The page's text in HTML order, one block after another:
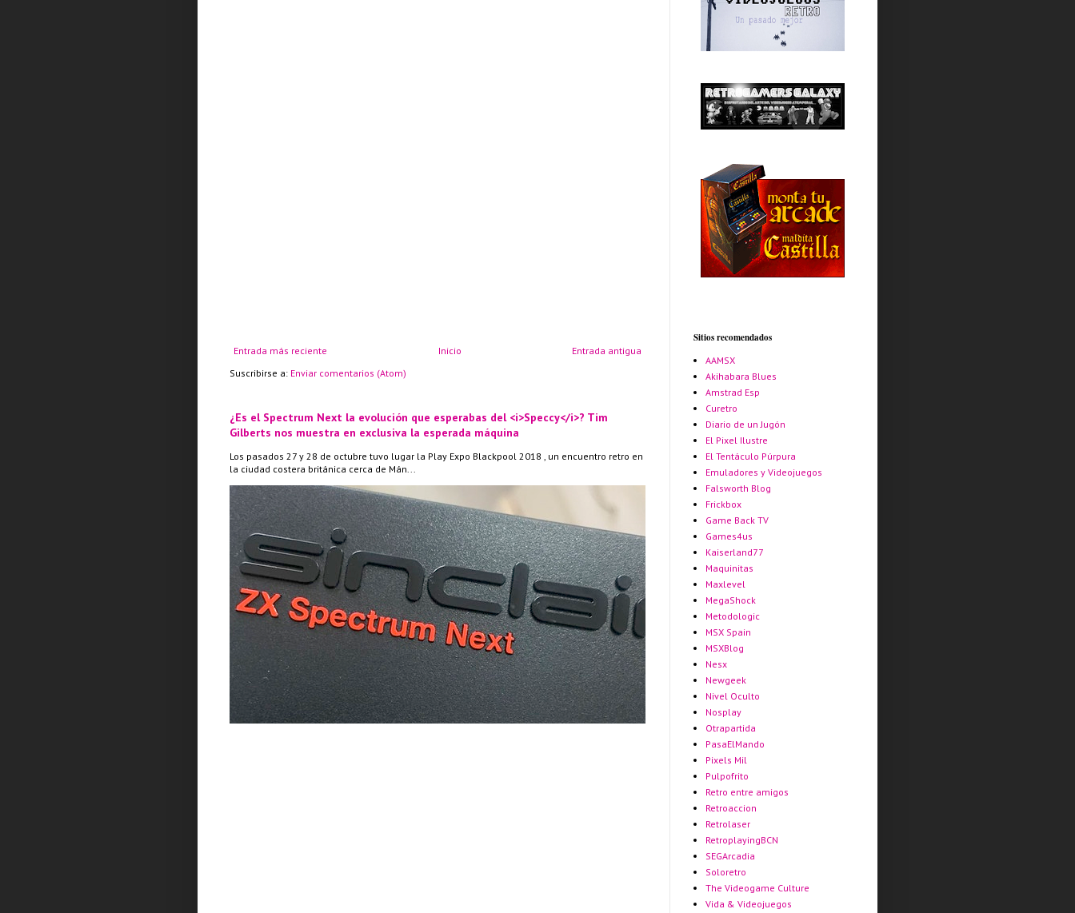
Entrada más reciente Entrada antigua
Inicio
Suscribirse a: Enviar comentarios (Atom)
¿Es el Spectrum Next la evolución que esperabas del <i>Speccy</i>? Tim
Gilberts nos muestra en exclusiva la esperada máquina
Los pasados 27 y 28 de octubre tuvo lugar la Play Expo Blackpool 2018 , un encuentro retro en
la ciudad costera británica cerca de Mán...
Sitios recomendados
AAMSX
Akihabara Blues
Amstrad Esp
Curetro
Diario de un Jugón
El Pixel Ilustre
El Tentáculo Púrpura
Emuladores y Videojuegos
Falsworth Blog
Frickbox
Game Back TV
Games4us
Kaiserland77
Maquinitas
Maxlevel
MegaShock
Metodologic
MSX Spain
MSXBlog
Nesx
Newgeek
Nivel Oculto
Nosplay
Otrapartida
PasaElMando
Pixels Mil
Pulpofrito
Retro entre amigos
Retroaccion
Retrolaser
RetroplayingBCN
SEGArcadia
Soloretro
The Videogame Culture
Vida & Videojuegos